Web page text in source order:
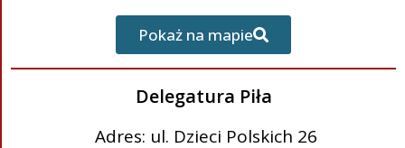
Pokaż na mapie
Delegatura Piła
Adres: ul. Dzieci Polskich 26